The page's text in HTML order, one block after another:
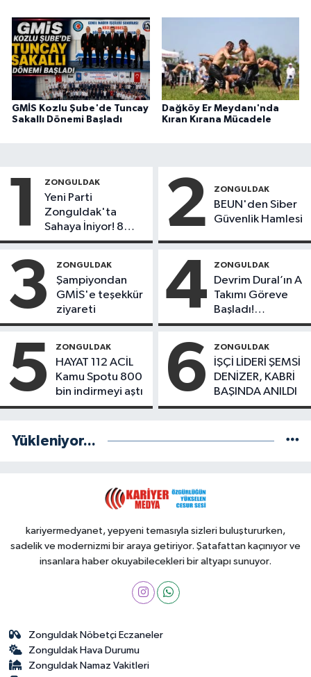
GMİS Kozlu Şube'de Tuncay
Sakallı Dönemi Başladı
Dağköy Er Meydanı'nda
Kıran Kırana Mücadele
1 ZONGULDAK
Yeni Parti
Zonguldak'ta
Sahaya İniyor! 8
İlçede Kurucu
Başladı
2 ZONGULDAK
BEUN'den Siber
Güvenlik Hamlesi
3 ZONGULDAK
Şampiyondan
GMİS'e teşekkür
ziyareti
4 ZONGULDAK
Devrim Dural’ın A
Takımı Göreve
Başladı!
Yönetimde
5 ZONGULDAK
HAYAT 112 ACİL
Kamu Spotu 800
bin indirmeyi aştı
6 ZONGULDAK
İŞÇİ LİDERİ ŞEMSİ
DENİZER, KABRİ
BAŞINDA ANILDI
Yükleniyor...
kariyermedyanet, yepyeni temasıyla sizleri buluştururken,
sadelik ve modernizmi bir araya getiriyor. Şatafattan kaçınıyor ve
insanlara haber okuyabilecekleri bir altyapı sunuyor.
Zonguldak Nöbetçi Eczaneler
Zonguldak Hava Durumu
Zonguldak Namaz Vakitleri